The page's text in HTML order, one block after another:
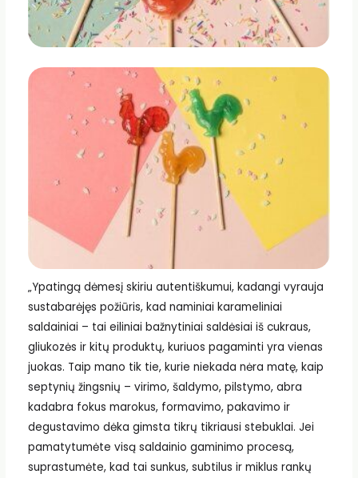
„Ypatingą dėmesį skiriu autentiškumui, kadangi vyrauja
sustabarėjęs požiūris, kad naminiai karameliniai
saldainiai – tai eiliniai bažnytiniai saldėsiai iš cukraus,
gliukozės ir kitų produktų, kuriuos pagaminti yra vienas
juokas. Taip mano tik tie, kurie niekada nėra matę, kaip
septynių žingsnių – virimo, šaldymo, pilstymo, abra
kadabra fokus marokus, formavimo, pakavimo ir
degustavimo dėka gimsta tikrų tikriausi stebuklai. Jei
pamatytumėte visą saldainio gaminimo procesą,
suprastumėte, kad tai sunkus, subtilus ir miklus rankų